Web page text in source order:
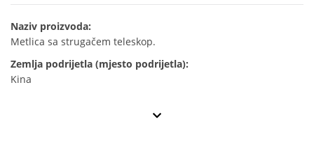
Naziv proizvoda:
Metlica sa strugačem teleskop.
Zemlja podrijetla (mjesto podrijetla):
Kina